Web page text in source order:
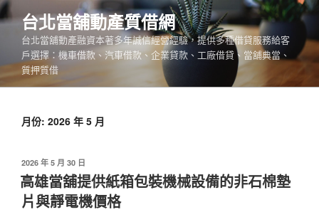
跳
至
內
台北當舖動產質借網
台北當舖動產融資本著多年誠信經營經驗，提供多種借貸服務給客
戶選擇：機車借款、汽車借款、企業貸款、工廠借貸、當舖典當、
質押質借
月份: 2026 年 5 月
發
佈
於
2026 年 5 月 30 日
高雄當舖提供紙箱包裝機械設備的非石棉墊
片與靜電機價格